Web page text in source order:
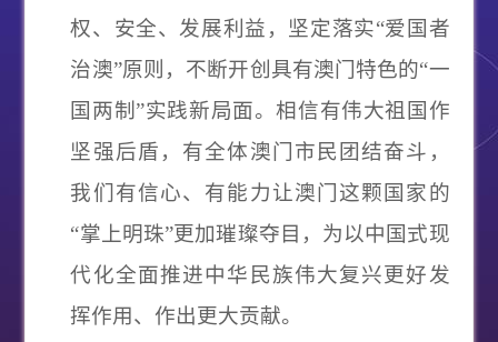
权、安全、发展利益，坚定落实“爱国者
治澳”原则，不断开创具有澳门特色的“一
国两制 ”实践新局面。相信有伟大祖国作
坚强后盾，有全体澳门市民团结奋斗，
我们有信心、有能力让澳门这颗国家的
“掌上明珠”更加璀璨夺目，为以中国式现
代化全面推进中华民族伟大复兴更好发
挥作用、作出更大贡献。